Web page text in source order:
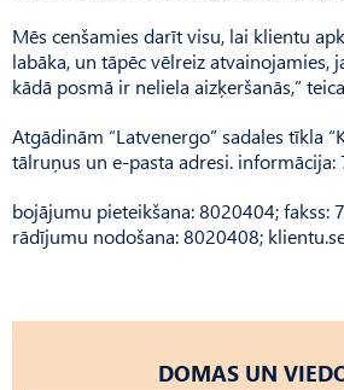
Mēs cenšamies darīt visu, lai klientu
labāka, un tāpēc vēlreiz atvainojamies,
kādā posmā ir neliela aizķeršanās,”
Atgādinām “Latvenergo” sadales tīkla
tālruņus un e-pasta adresi. informācija:
bojājumu pieteikšana: 8020404; fakss:
rādījumu nodošana: 8020408;
DOMAS UN